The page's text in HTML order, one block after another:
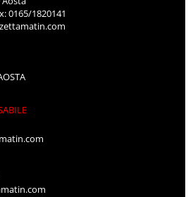
0165/1820141